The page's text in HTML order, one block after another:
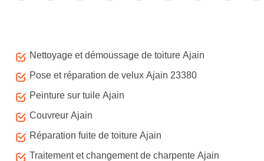
Nettoyage et démoussage de toiture Ajain
Pose et réparation de velux Ajain 23380
Peinture sur tuile Ajain
Couvreur Ajain
Réparation fuite de toiture Ajain
Traitement et changement de charpente Ajain